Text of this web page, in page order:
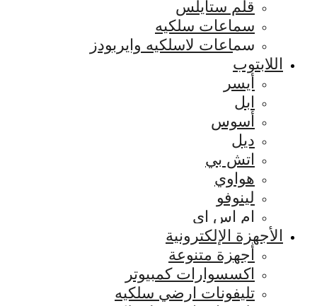
قلم ستايلس
سماعات سلكيه
سماعات لاسلكيه وايربودز
اللابتوب
أيسر
ابل
أسوس
ديل
اتش بي
هواوي
لينوفو
ام اس اي
الأجهزة الإلكترونية
أجهزة متنوعة
اكسسوارات كمبيوتر
تليفونات ارضي سلكيه